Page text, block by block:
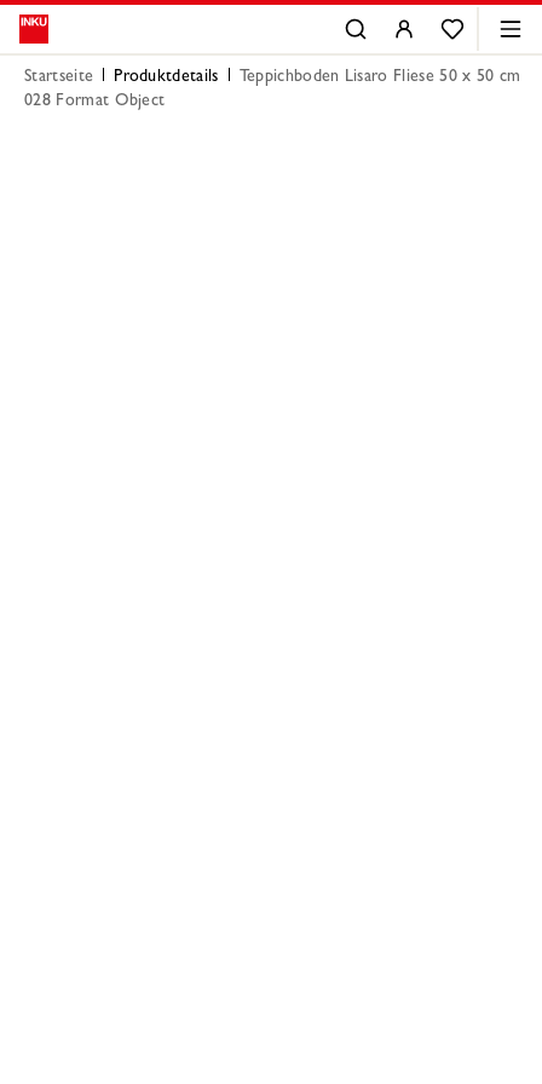
Startseite Produktdetails
Teppichboden Lisaro Fliese 50 x 50 cm
028 Format Object